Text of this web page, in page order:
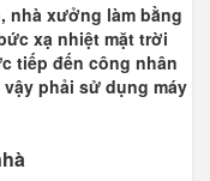
nhà xưởng làm bằng
xạ nhiệt mặt trời
tiếp đến công nhân
phải sử dụng máy